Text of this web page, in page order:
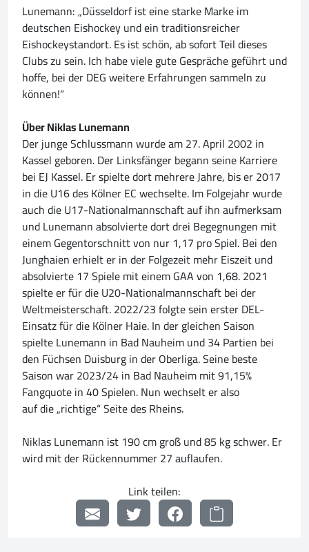
Lunemann: „Düsseldorf ist eine starke Marke im
deutschen Eishockey und ein traditionsreicher
Eishockeystandort. Es ist schön, ab sofort Teil dieses
Clubs zu sein. Ich habe viele gute Gespräche geführt und
hoffe, bei der DEG weitere Erfahrungen sammeln zu
können!“
Über Niklas Lunemann
Der junge Schlussmann wurde am 27. April 2002 in
Kassel geboren. Der Linksfänger begann seine Karriere
bei EJ Kassel. Er spielte dort mehrere Jahre, bis er 2017
in die U16 des Kölner EC wechselte. Im Folgejahr wurde
auch die U17-Nationalmannschaft auf ihn aufmerksam
und Lunemann absolvierte dort drei Begegnungen mit
einem Gegentorschnitt von nur 1,17 pro Spiel. Bei den
Junghaien erhielt er in der Folgezeit mehr Eiszeit und
absolvierte 17 Spiele mit einem GAA von 1,68. 2021
spielte er für die U20-Nationalmannschaft bei der
Weltmeisterschaft. 2022/23 folgte sein erster DEL-
Einsatz für die Kölner Haie. In der gleichen Saison
spielte Lunemann in Bad Nauheim und 34 Partien bei
den Füchsen Duisburg in der Oberliga. Seine beste
Saison war 2023/24 in Bad Nauheim mit 91,15%
Fangquote in 40 Spielen. Nun wechselt er also
auf die „richtige“ Seite des Rheins.
Niklas Lunemann ist 190 cm groß und 85 kg schwer. Er
wird mit der Rückennummer 27 auflaufen.
Link teilen: